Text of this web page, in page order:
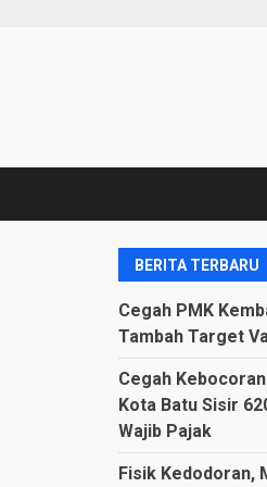
BERITA TERBARU
Cegah PMK
Tambah Target
Cegah
Kota Batu Sisir
Wajib Pajak
Fisik Kedodoran,